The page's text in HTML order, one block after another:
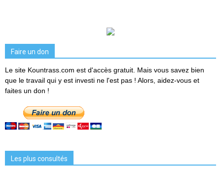
Faire un don
Le site Kountrass.com est d'accès gratuit. Mais vous savez bien
que le travail qui y est investi ne l'est pas ! Alors, aidez-vous et
faites un don !
Les plus consultés